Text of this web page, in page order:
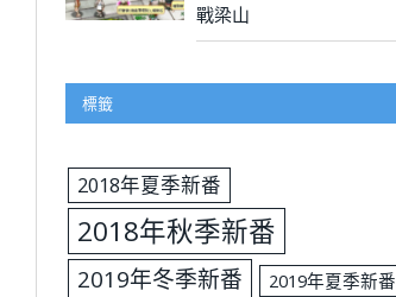
戰梁山
標籤
2018年夏季新番
2018年秋季新番
2019年冬季新番
2019年夏季新番